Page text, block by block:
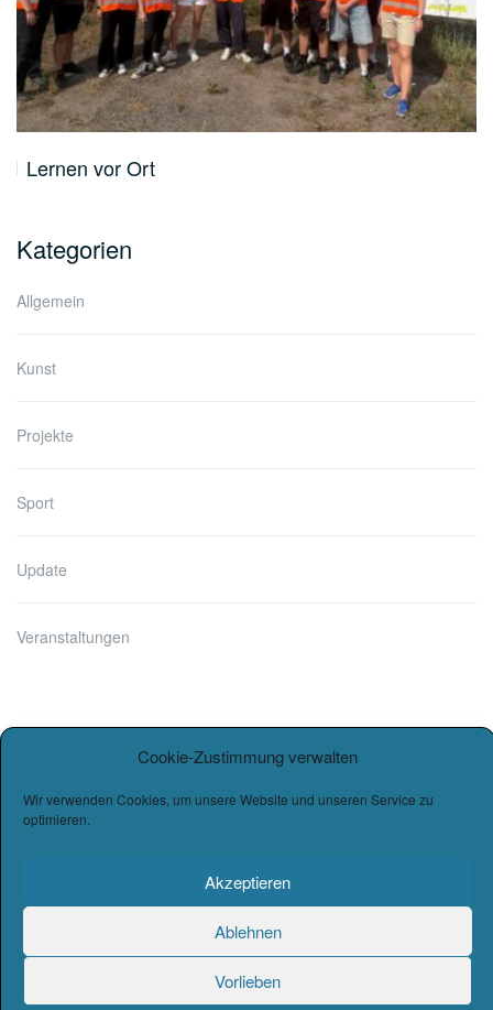
Cookie-Zustimmung verwalten
Wir verwenden Cookies, um unsere Website und unseren Service zu
optimieren.
Akzeptieren
Ablehnen
Vorlieben
Lernen vor Ort
Kategorien
Allgemein
Kunst
Projekte
Sport
Update
Veranstaltungen
Burg-Gymnasium Wettin
Designed by Werbekunst & Graphik.